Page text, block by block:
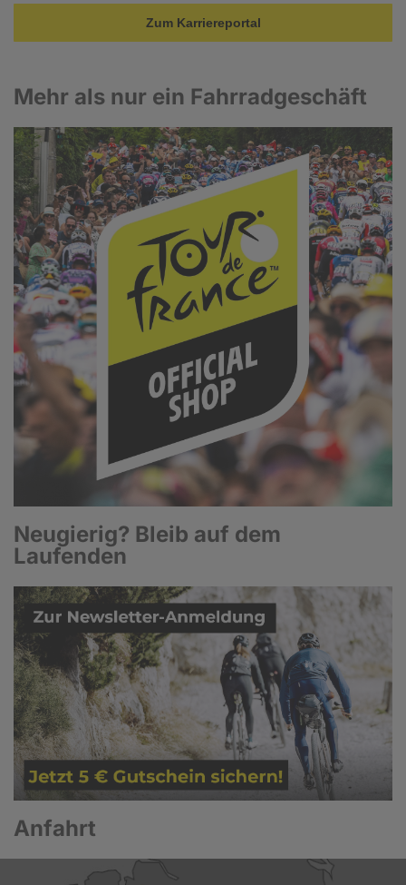
Zum Karriereportal
Mehr als nur ein Fahrradgeschäft
Neugierig? Bleib auf dem
Laufenden
Anfahrt